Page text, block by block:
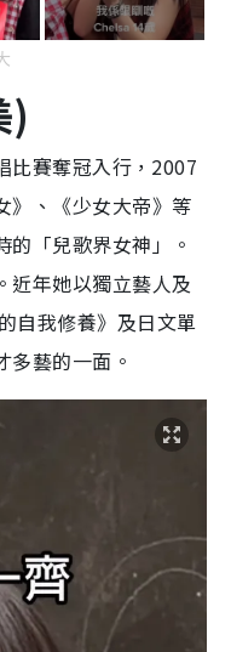
)
比賽奪冠入行，2007
》、《少女大帝》等
「兒歌界女神」。
近年她以獨立藝人及
自我修養》及日文單
多藝的一面。